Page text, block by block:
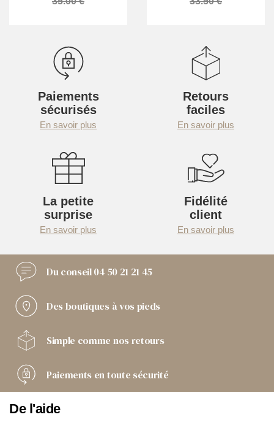
Paiements
sécurisés
En savoir plus
Retours
faciles
En savoir plus
La petite
surprise
En savoir plus
Fidélité
client
En savoir plus
Du conseil04 50 21 21 45
Des boutiques à vos pieds
Simple comme nos retours
Paiements en toute sécurité
De l'aide